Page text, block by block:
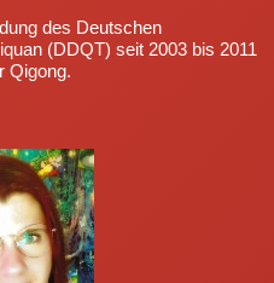
des Deutschen
(DDQT) seit 2003 bis 2011
Qigong.